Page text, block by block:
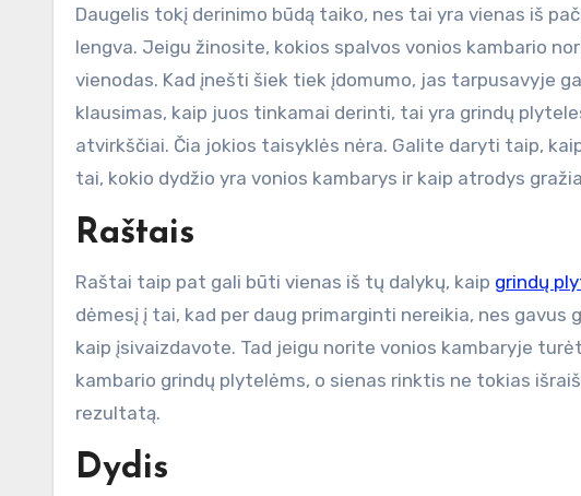
Daugelis tokį derinimo būdą taiko, nes tai yra vienas iš
lengva. Jeigu žinosite, kokios spalvos vonios kambario
vienodas. Kad įnešti šiek tiek įdomumo, jas tarpusavyje
klausimas, kaip juos tinkamai derinti, tai yra grindų
atvirkščiai. Čia jokios taisyklės nėra. Galite daryti taip,
tai, kokio dydžio yra vonios kambarys ir kaip atrodys
Raštais
Raštai taip pat gali būti vienas iš tų dalykų, kaip grindų
dėmesį į tai, kad per daug primarginti nereikia, nes
kaip įsivaizdavote. Tad jeigu norite vonios kambaryje
kambario grindų plytelėms, o sienas rinktis ne tokias
rezultatą.
Dydis